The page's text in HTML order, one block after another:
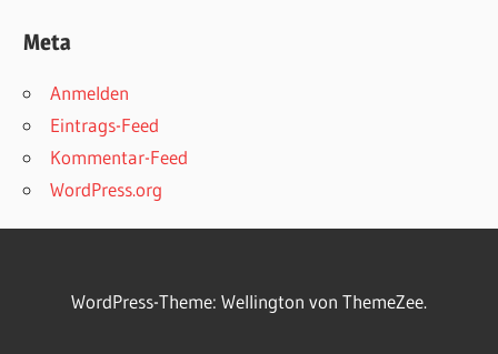
Meta
Anmelden
Eintrags-Feed
Kommentar-Feed
WordPress.org
WordPress-Theme: Wellington von ThemeZee.